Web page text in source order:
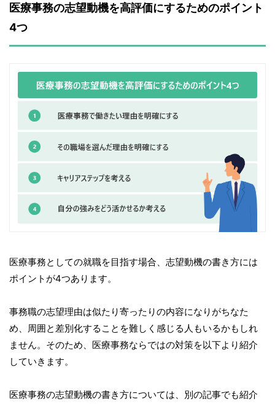
医療事務の志望動機を高評価にするためのポイント
4つ
医療事務としての就職を目指す場合、志望動機の書き方には
ポイントが4つあります。
事務職の志望理由は似たり寄ったりの内容になりがちなた
め、周囲と差別化することを難しく感じる人もいるかもしれ
ません。そのため、医療事務ならではの対策を以下より紹介
していきます。
医療事務の志望動機の書き方については、別の記事でも紹介